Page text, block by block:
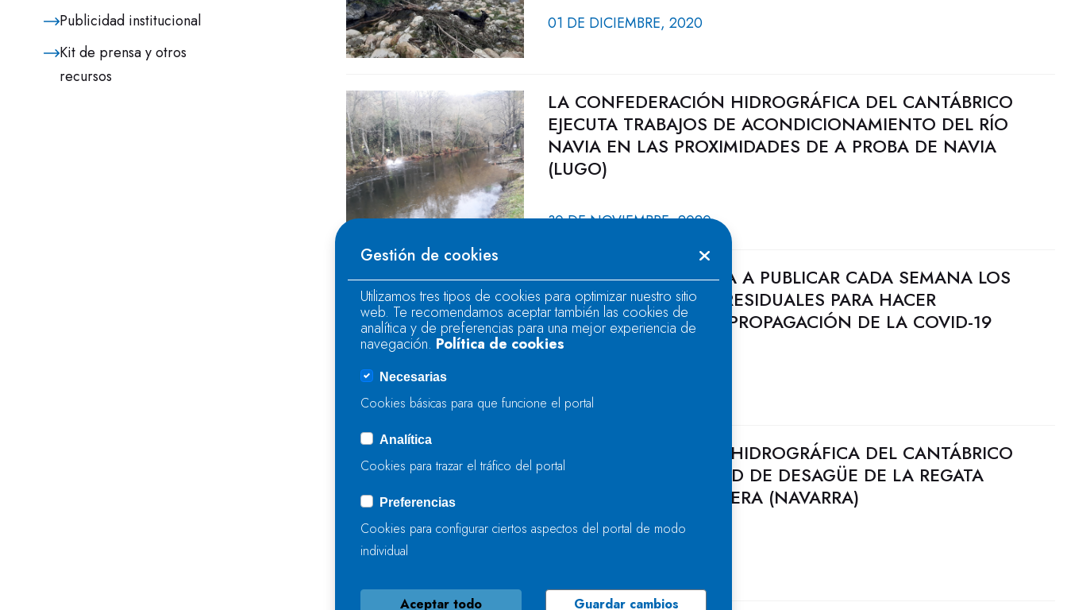
Publicidad institucional
Kit de prensa y otros
recursos
01 DE DICIEMBRE, 2020
LA CONFEDERACIÓN HIDROGRÁFICA DEL CANTÁBRICO
EJECUTA TRABAJOS DE ACONDICIONAMIENTO DEL RÍO
NAVIA EN LAS PROXIMIDADES DE A PROBA DE NAVIA
(LUGO)
30 DE NOVIEMBRE, 2020
EL MITECO COMIENZA A PUBLICAR CADA SEMANA LOS
ANÁLISIS DE AGUAS RESIDUALES PARA HACER
SEGUIMIENTO DE LA PROPAGACIÓN DE LA COVID-19
LA CONFEDERACIÓN HIDROGRÁFICA DEL CANTÁBRICO
MEJORA LA CAPACIDAD DE DESAGÜE DE LA REGATA
XANTELERREKA, EN BERA (NAVARRA)
Gestión de cookies
Utilizamos tres tipos de cookies para optimizar nuestro sitio
web. Te recomendamos aceptar también las cookies de
analítica y de preferencias para una mejor experiencia de
navegación. Política de cookies
Necesarias
Cookies básicas para que funcione el portal
Analítica
Cookies para trazar el tráfico del portal
Preferencias
Cookies para configurar ciertos aspectos del portal de modo
individual
Aceptar todo Guardar cambios